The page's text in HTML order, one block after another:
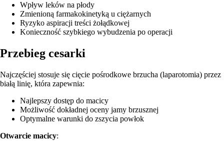
Wpływ leków na płody
Zmienioną farmakokinetyką u ciężarnych
Ryzyko aspiracji treści żołądkowej
Konieczność szybkiego wybudzenia po operacji
Przebieg cesarki
Najczęściej stosuje się cięcie pośrodkowe brzucha (laparotomia) przez
białą linię, która zapewnia:
Najlepszy dostęp do macicy
Możliwość dokładnej oceny jamy brzusznej
Optymalne warunki do zszycia powłok
Otwarcie macicy: